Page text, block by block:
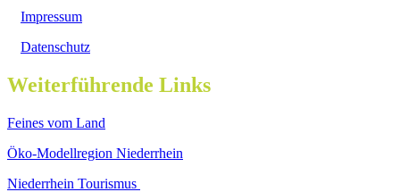
Impressum
Datenschutz
Weiterführende Links
Feines vom Land
Öko-Modellregion Niederrhein
Niederrhein Tourismus